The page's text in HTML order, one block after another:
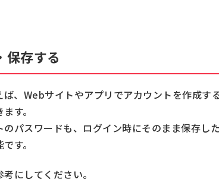
保存する
、Webサイトやアプリでアカウントを作成す
す。
パスワードも、ログイン時にそのまま保存し
す。
にしてください。